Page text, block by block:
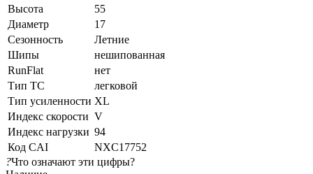
Высота
55
Диаметр
17
Сезонность
Летние
Шипы
нешипованная
RunFlat
нет
Тип ТС
легковой
Тип усиленности XL
Индекс скорости V
Индекс нагрузки 94
Код CAI
NXC17752
?Что означают эти цифры?